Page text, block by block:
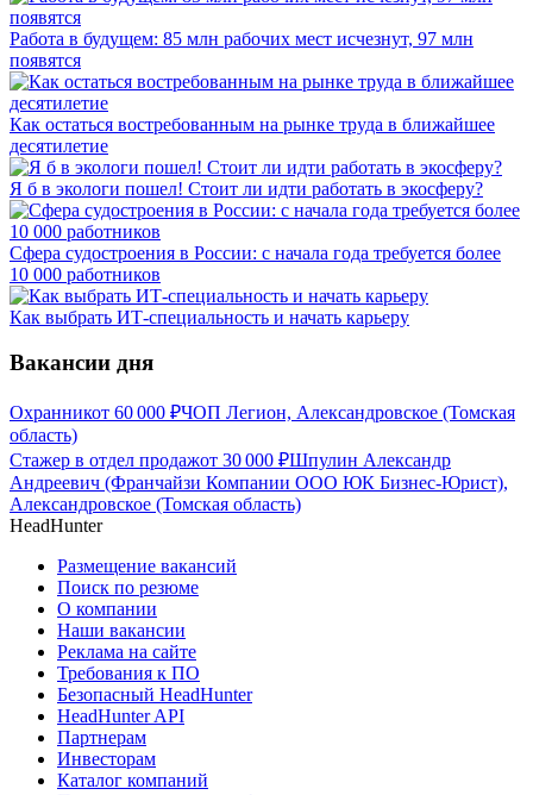
Работа в будущем: 85 млн рабочих мест исчезнут, 97 млн
появятся
Как остаться востребованным на рынке труда в ближайшее
десятилетие
Я б в экологи пошел! Стоит ли идти работать в экосферу?
Сфера судостроения в России: с начала года требуется более
10 000 работников
Как выбрать ИТ-специальность и начать карьеру
Вакансии дня
Охранникот 60 000 ₽ЧОП Легион, Александровское (Томская
область)
Стажер в отдел продажот 30 000 ₽Шпулин Александр
Андреевич (Франчайзи Компании ООО ЮК Бизнес-Юрист),
Александровское (Томская область)
HeadHunter
Размещение вакансий
Поиск по резюме
О компании
Наши вакансии
Реклама на сайте
Требования к ПО
Безопасный HeadHunter
HeadHunter API
Партнерам
Инвесторам
Каталог компаний